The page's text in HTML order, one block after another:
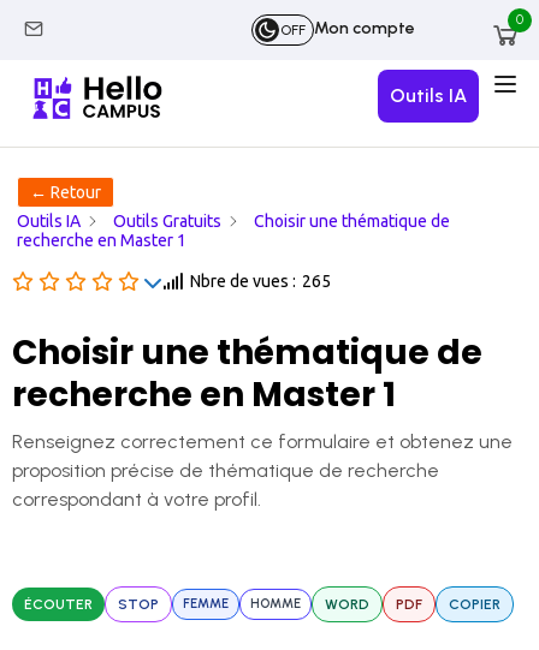
OFF Mon compte 0
Outils IA
← Retour
Outils IA
Outils Gratuits
Choisir une thématique de
recherche en Master 1
Nbre de vues : 265
Choisir une thématique de
recherche en Master 1
Renseignez correctement ce formulaire et obtenez une
proposition précise de thématique de recherche
correspondant à votre profil.
ÉCOUTER STOP FEMME HOMME WORD PDF COPIER